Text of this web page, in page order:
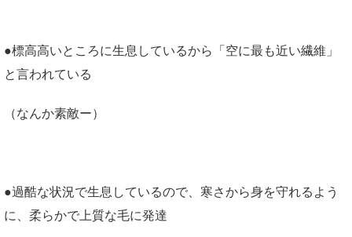
●標高高いところに生息しているから「空に最も近い繊維」
と言われている
（なんか素敵ー）
●過酷な状況で生息しているので、寒さから身を守れるよう
に、柔らかで上質な毛に発達